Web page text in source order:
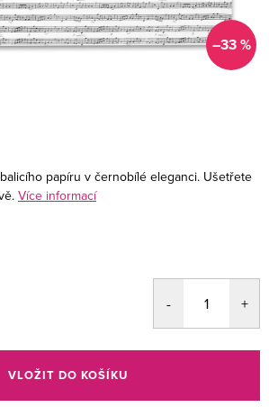
–33 %
papíru v černobílé eleganci. Ušetřete
Více informací
VLOŽIT DO KOŠÍKU